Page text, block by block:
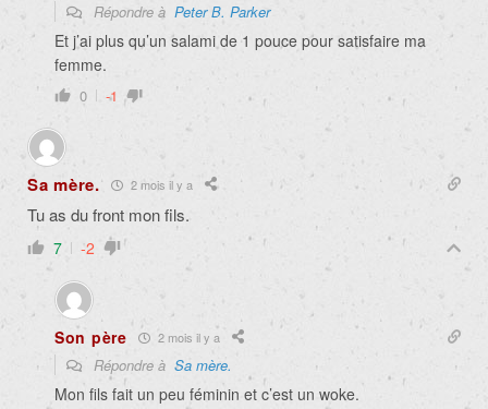
Répondre à Peter B. Parker
Et j’ai plus qu’un salami de 1 pouce pour satisfaire ma
femme.
0 -1
Sa mère. 2 mois il y a
Tu as du front mon fils.
7 -2
Son père 2 mois il y a
Répondre à Sa mère.
Mon fils fait un peu féminin et c’est un woke.